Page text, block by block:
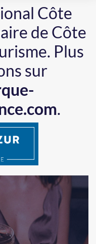
Côte
de Côte
Plus
sur
.